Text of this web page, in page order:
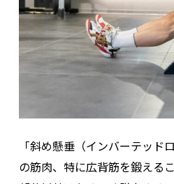
「斜め懸垂（インバーテッド
の筋肉、特に広背筋を鍛える